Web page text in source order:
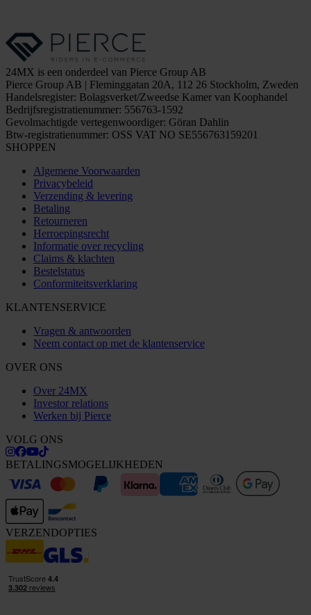
24MX is een onderdeel van Pierce Group AB
Pierce Group AB | Fleminggatan 20A, 112 26 Stockholm, Zweden
Handelsregister: Bolagsverket/Zweedse Kamer van Koophandel
Bedrijfsregistratienummer: 556763-1592
Gevolmachtigde vertegenwoordiger: Göran Dahlin
Btw-registratienummer: OSS VAT NO SE556763159201
SHOPPEN
Algemene Voorwaarden
Privacybeleid
Verzending & levering
Betaling
Retourneren
Herroepingsrecht
Informatie over recycling
Claims & klachten
Bestelstatus
Conformiteitsverklaring
KLANTENSERVICE
Vragen & antwoorden
Neem contact op met de klantenservice
OVER ONS
Over 24MX
Investor relations
Werken bij Pierce
VOLG ONS
BETALINGSMOGELIJKHEDEN
VERZENDOPTIES